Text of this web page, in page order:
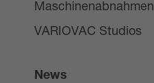
Maschinenabnahmen
VARIOVAC Studios
News